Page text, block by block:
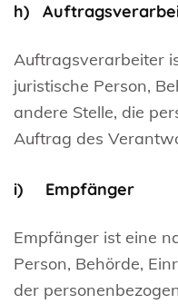
h)
Auftragsverarbeiter
juristische Person,
andere Stelle, die
Auftrag des
i) Empfänger
Empfänger ist eine
Person, Behörde,
der